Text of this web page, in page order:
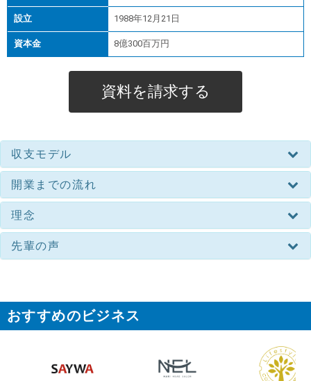
設立 1988年12月21日
資本金 8億300百万円
資料を請求する
収支モデル
開業までの流れ
理念
先輩の声
おすすめのビジネス